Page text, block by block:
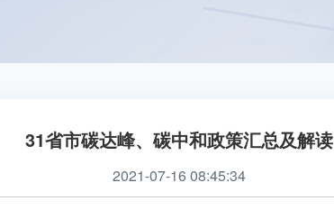
31省市碳达峰、碳中和政策汇总及解读
2021-07-16 08:45:34